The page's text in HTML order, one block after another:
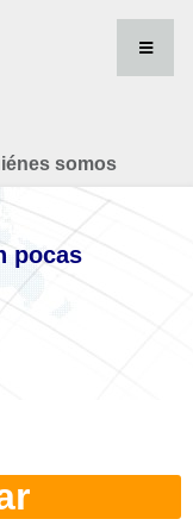
somos
pocas